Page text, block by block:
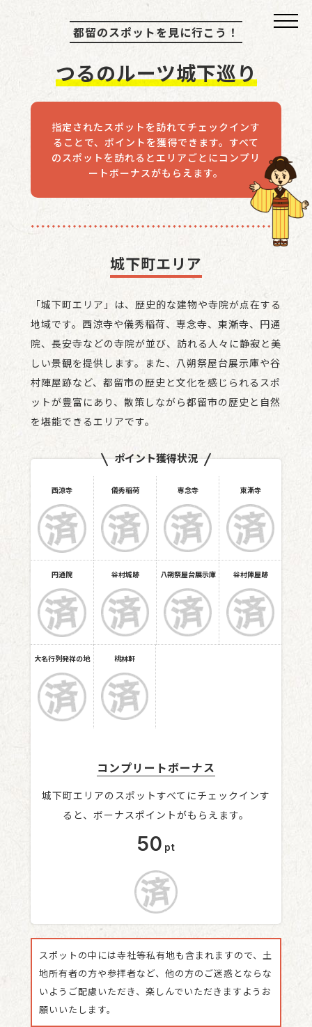
都留のスポットを見に行こう！
つるのルーツ城下巡り
指定されたスポットを訪れてチェックインす
ることで、ポイントを獲得できます。すべて
のスポットを訪れるとエリアごとにコンプリ
ートボーナスがもらえます。
城下町エリア
「城下町エリア」は、歴史的な建物や寺院が点在する
地域です。西涼寺や儀秀稲荷、専念寺、東漸寺、円通
院、長安寺などの寺院が並び、訪れる人々に静寂と美
しい景観を提供します。また、八朔祭屋台展示庫や谷
村陣屋跡など、都留市の歴史と文化を感じられるスポ
ットが豊富にあり、散策しながら都留市の歴史と自然
を堪能できるエリアです。
ポイント獲得状況
西涼寺 儀秀稲荷 専念寺 東漸寺
円通院 谷村城跡 八朔祭屋台展示庫 谷村陣屋跡
大名行列発祥の地 桃林軒
コンプリートボーナス
城下町エリアのスポットすべてにチェックインす
ると、 ボーナスポイントがもらえます。
50 pt
スポットの中には寺社等私有地も含まれますので、土
地所有者の方や参拝者など、他の方のご迷惑とならな
いようご配慮いただき、楽しんでいただきますようお
願いいたします。